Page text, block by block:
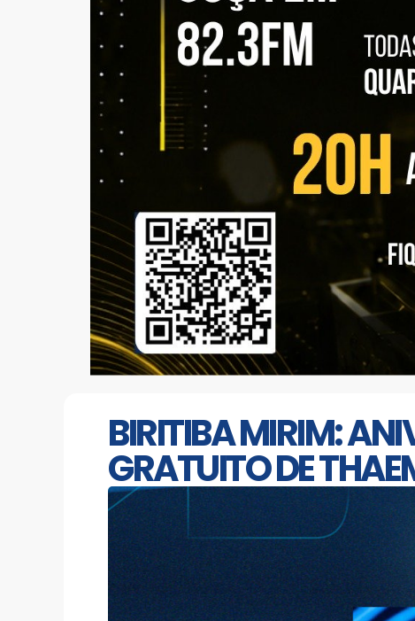
BIRITIBA MIRIM:
GRATUITO DE